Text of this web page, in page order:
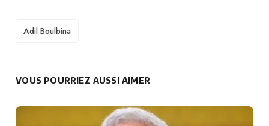
TAGS
Adil Boulbina
VOUS POURRIEZ AUSSI AIMER